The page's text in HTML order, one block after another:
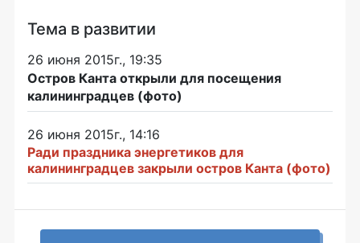
Тема в развитии
26 июня 2015г., 19:35
Остров Канта открыли для посещения
калининградцев (фото)
26 июня 2015г., 14:16
Ради праздника энергетиков для
калининградцев закрыли остров Канта (фото)